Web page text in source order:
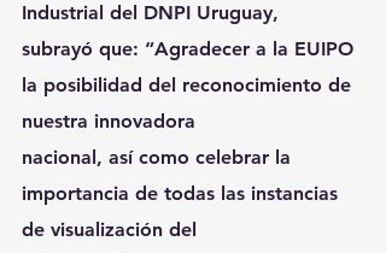
Industrial del DNPI Uruguay,
subrayó que: “Agradecer a la EUIPO
la posibilidad del reconocimiento de
nuestra innovadora
nacional, así como celebrar la
importancia de todas las instancias
de visualización del